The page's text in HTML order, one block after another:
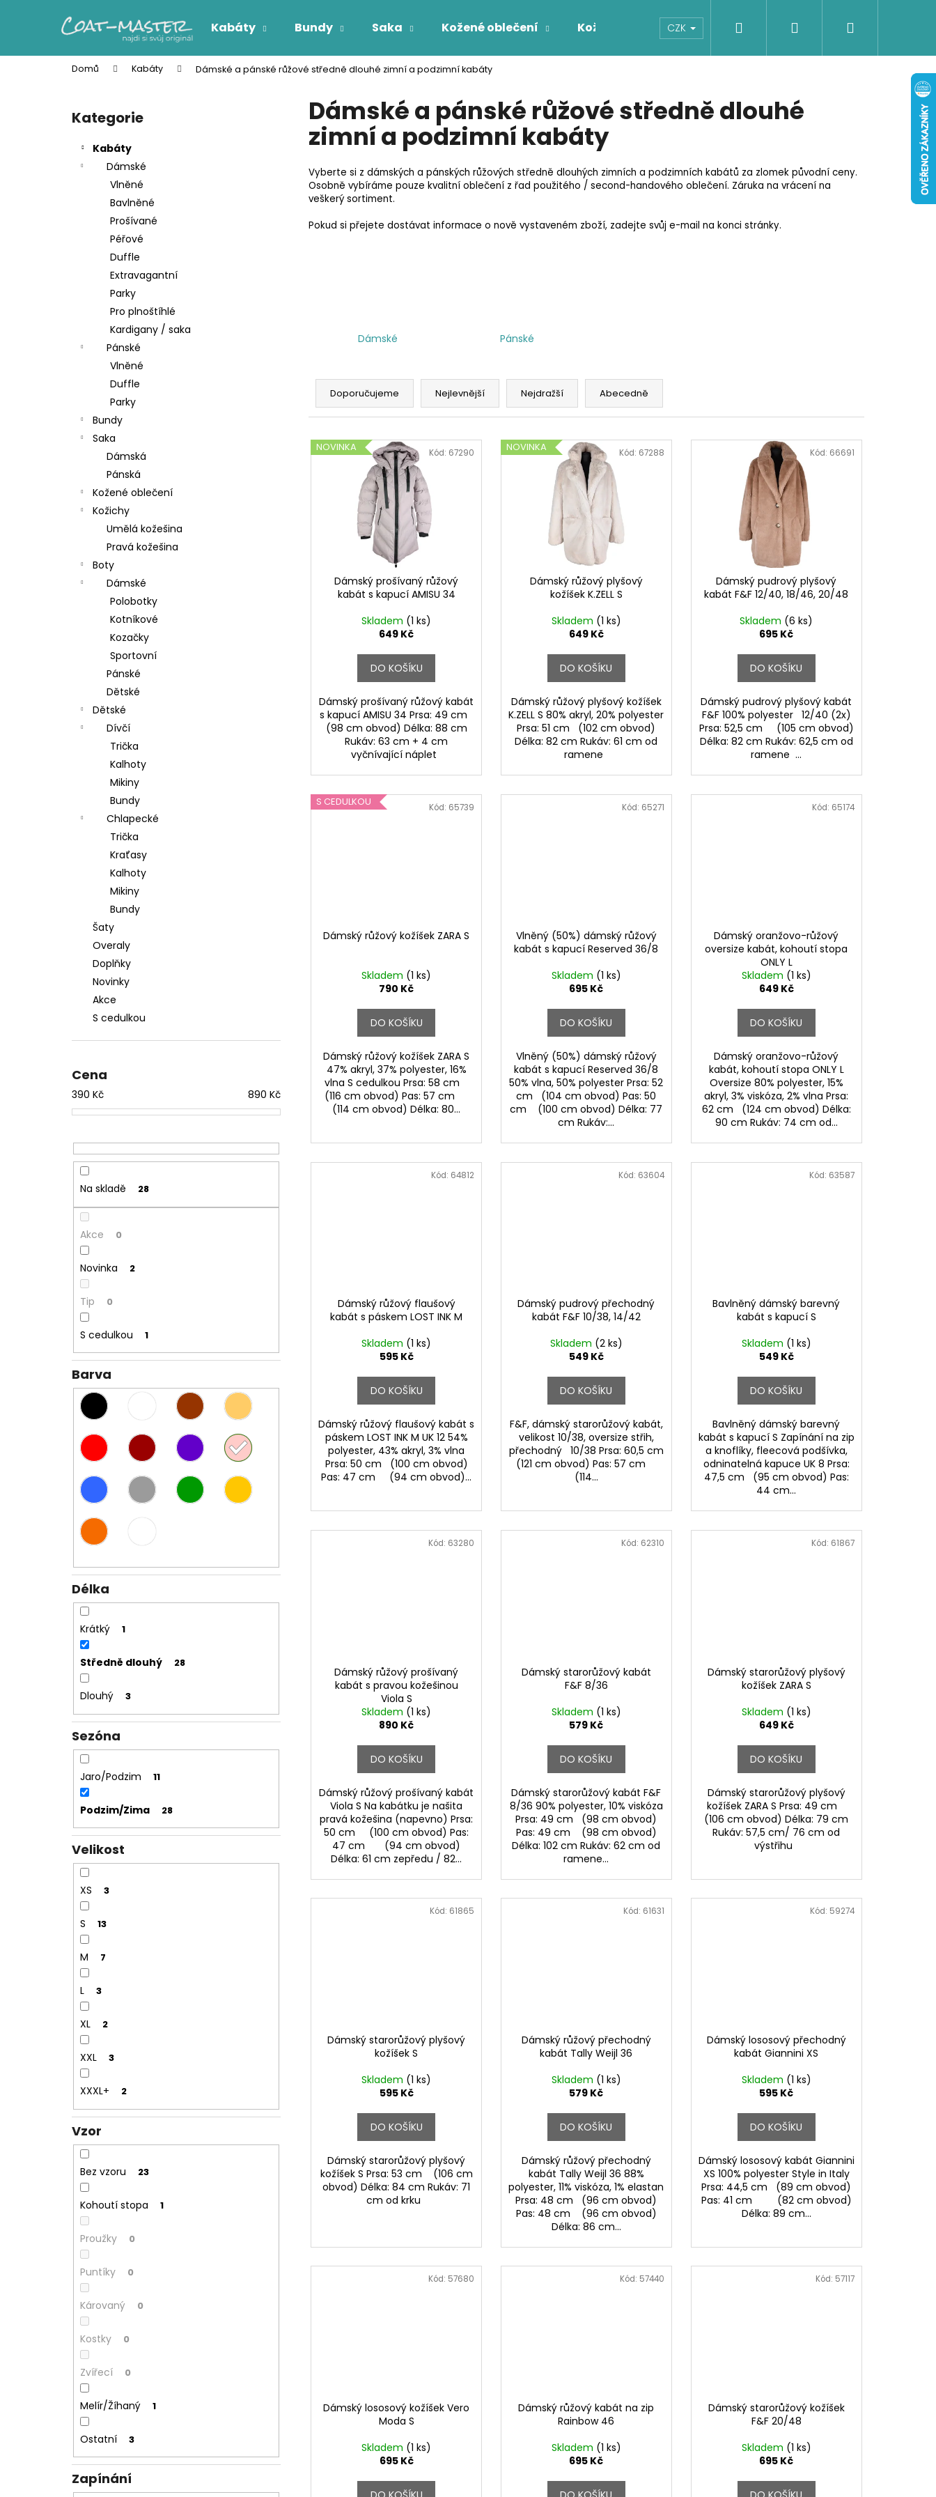
Kabáty Bundy Saka Kožené oblečení Kožichy Boty Dětské
CZK Přihlášení
Domů Kabáty Dámské a pánské růžové středně dlouhé zimní a podzimní kabáty
Přeskočit
kategorie
Kategorie
Kabáty
Dámské
Vlněné
Bavlněné
Prošívané
Péřové
Duffle
Extravagantní
Parky
Pro plnoštíhlé
Kardigany / saka
Pánské
Vlněné
Duffle
Parky
Bundy
Saka
Dámská
Pánská
Kožené oblečení
Kožichy
Umělá kožešina
Pravá kožešina
Boty
Dámské
Polobotky
Kotníkové
Kozačky
Sportovní
Pánské
Dětské
Dětské
Dívčí
Trička
Kalhoty
Mikiny
Bundy
Chlapecké
Trička
Kraťasy
Kalhoty
Mikiny
Bundy
Šaty
Overaly
Doplňky
Novinky
Akce
S cedulkou
Cena
390 Kč 890 Kč
Na skladě 28
Akce 0
Novinka 2
Tip 0
S cedulkou 1
Barva
Délka
Krátký 1
Středně dlouhý 28
Dlouhý 3
Sezóna
Jaro/Podzim 11
Podzim/Zima 28
Velikost
XS 3
S 13
M 7
L 3
XL 2
XXL 3
XXXL+ 2
Vzor
Bez vzoru 23
Kohoutí stopa 1
Proužky 0
Puntíky 0
Károvaný 0
Kostky 0
Zvířecí 0
Melír/Žíhaný 1
Ostatní 3
Zapínání
Dámské a pánské růžové středně dlouhé
zimní a podzimní kabáty
Vyberte si z dámských a pánských růžových středně dlouhých zimních a podzimních kabátů za zlomek původní ceny.
Osobně vybíráme pouze kvalitní oblečení z řad použitého / second-handového oblečení. Záruka na vrácení na
veškerý sortiment.
Pokud si přejete dostávat informace o nově vystaveném zboží, zadejte svůj e-mail na konci stránky.
Dámské Pánské
Ř
z
n
Doporučujeme Nejlevnější Nejdražší Abecedně
V
ýNOVINKA
Dámský prošívaný růžový
kabát s kapucí AMISU 34
Skladem (1 ks)
649 Kč
DO KOŠÍKU
Dámský prošívaný růžový kabát
s kapucí AMISU 34 Prsa: 49 cm
(98 cm obvod) Délka: 88 cm
Rukáv: 63 cm + 4 cm
vyčnívající náplet
Kód: 67290 NOVINKA
Dámský růžový plyšový
kožíšek K.ZELL S
Skladem (1 ks)
649 Kč
DO KOŠÍKU
Dámský růžový plyšový kožíšek
K.ZELL S 80% akryl, 20% polyester
Prsa: 51 cm (102 cm obvod)
Délka: 82 cm Rukáv: 61 cm od
ramene
Kód: 67288
Dámský pudrový plyšový
kabát F&F 12/40, 18/46, 20/48
Skladem (6 ks)
695 Kč
DO KOŠÍKU
Dámský pudrový plyšový kabát
F&F 100% polyester 12/40 (2x)
Prsa: 52,5 cm (105 cm obvod)
Délka: 82 cm Rukáv: 62,5 cm od
ramene ...
Kód: 66691
S CEDULKOU
Dámský růžový kožíšek ZARA S
Skladem (1 ks)
790 Kč
DO KOŠÍKU
Dámský růžový kožíšek ZARA S
47% akryl, 37% polyester, 16%
vlna S cedulkou Prsa: 58 cm
(116 cm obvod) Pas: 57 cm
(114 cm obvod) Délka: 80...
Kód: 65739
Vlněný (50%) dámský růžový
kabát s kapucí Reserved 36/8
Skladem (1 ks)
695 Kč
DO KOŠÍKU
Vlněný (50%) dámský růžový
kabát s kapucí Reserved 36/8
50% vlna, 50% polyester Prsa: 52
cm (104 cm obvod) Pas: 50
cm (100 cm obvod) Délka: 77
cm Rukáv:...
Kód: 65271
Dámský oranžovo-růžový
oversize kabát, kohoutí stopa
ONLY L
Skladem (1 ks)
649 Kč
DO KOŠÍKU
Dámský oranžovo-růžový
kabát, kohoutí stopa ONLY L
Oversize 80% polyester, 15%
akryl, 3% viskóza, 2% vlna Prsa:
62 cm (124 cm obvod) Délka:
90 cm Rukáv: 74 cm od...
Kód: 65174
Dámský růžový flaušový
kabát s páskem LOST INK M
Skladem (1 ks)
595 Kč
DO KOŠÍKU
Dámský růžový flaušový kabát s
páskem LOST INK M UK 12 54%
polyester, 43% akryl, 3% vlna
Prsa: 50 cm (100 cm obvod)
Pas: 47 cm (94 cm obvod)...
Kód: 64812
Dámský pudrový přechodný
kabát F&F 10/38, 14/42
Skladem (2 ks)
549 Kč
DO KOŠÍKU
F&F, dámský starorůžový kabát,
velikost 10/38, oversize střih,
přechodný 10/38 Prsa: 60,5 cm
(121 cm obvod) Pas: 57 cm
(114...
Kód: 63604
Bavlněný dámský barevný
kabát s kapucí S
Skladem (1 ks)
549 Kč
DO KOŠÍKU
Bavlněný dámský barevný
kabát s kapucí S Zapínání na zip
a knoflíky, fleecová podšívka,
odninatelná kapuce UK 8 Prsa:
47,5 cm (95 cm obvod) Pas:
44 cm...
Kód: 63587
Dámský růžový prošívaný
kabát s pravou kožešinou
Viola S
Skladem (1 ks)
890 Kč
DO KOŠÍKU
Dámský růžový prošívaný kabát
Viola S Na kabátku je našita
pravá kožešina (napevno) Prsa:
50 cm (100 cm obvod) Pas:
47 cm (94 cm obvod)
Délka: 61 cm zepředu / 82...
Kód: 63280
Dámský starorůžový kabát
F&F 8/36
Skladem (1 ks)
579 Kč
DO KOŠÍKU
Dámský starorůžový kabát F&F
8/36 90% polyester, 10% viskóza
Prsa: 49 cm (98 cm obvod)
Pas: 49 cm (98 cm obvod)
Délka: 102 cm Rukáv: 62 cm od
ramene...
Kód: 62310
Dámský starorůžový plyšový
kožíšek ZARA S
Skladem (1 ks)
649 Kč
DO KOŠÍKU
Dámský starorůžový plyšový
kožíšek ZARA S Prsa: 49 cm
(106 cm obvod) Délka: 79 cm
Rukáv: 57,5 cm/ 76 cm od
výstřihu
Kód: 61867
Dámský starorůžový plyšový
kožíšek S
Skladem (1 ks)
595 Kč
DO KOŠÍKU
Dámský starorůžový plyšový
kožíšek S Prsa: 53 cm (106 cm
obvod) Délka: 84 cm Rukáv: 71
cm od krku
Kód: 61865
Dámský růžový přechodný
kabát Tally Weijl 36
Skladem (1 ks)
579 Kč
DO KOŠÍKU
Dámský růžový přechodný
kabát Tally Weijl 36 88%
polyester, 11% viskóza, 1% elastan
Prsa: 48 cm (96 cm obvod)
Pas: 48 cm (96 cm obvod)
Délka: 86 cm...
Kód: 61631
Dámský lososový přechodný
kabát Giannini XS
Skladem (1 ks)
595 Kč
DO KOŠÍKU
Dámský lososový kabát Giannini
XS 100% polyester Style in Italy
Prsa: 44,5 cm (89 cm obvod)
Pas: 41 cm (82 cm obvod)
Délka: 89 cm...
Kód: 59274
Dámský lososový kožíšek Vero
Moda S
Skladem (1 ks)
695 Kč
Kód: 57680
Dámský růžový kabát na zip
Rainbow 46
Skladem (1 ks)
695 Kč
Kód: 57440
Dámský starorůžový kožíšek
F&F 20/48
Skladem (1 ks)
695 Kč
Kód: 57117
í
Zpět
do
obchodu
Zpět
do
obchodu
Co potřebujete najít?
HLEDAT